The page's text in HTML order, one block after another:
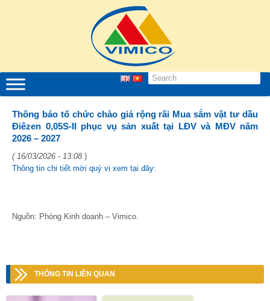
Thông báo tổ chức chào giá rộng rãi Mua sắm vật tư dầu
Điêzen 0,05S-II phục vụ sản xuất tại LĐV và MĐV năm
2026 – 2027
( 16/03/2026 - 13:08 )
Thông tin chi tiết mời quý vị xem tại đây:
Nguồn: Phòng Kinh doanh – Vimico.
THÔNG TIN LIÊN QUAN